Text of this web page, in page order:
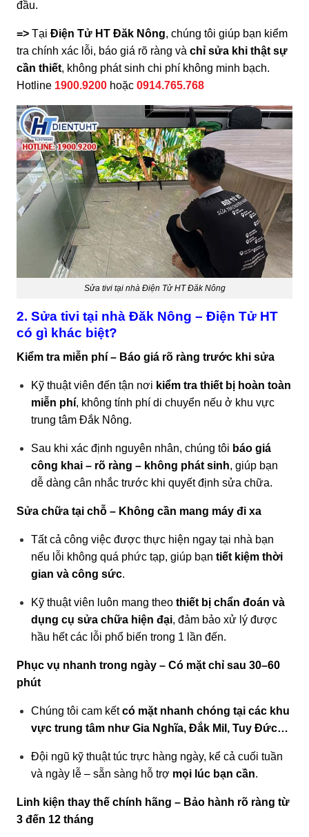
đầu.
=> Tại Điện Tử HT Đăk Nông, chúng tôi giúp bạn kiểm
tra chính xác lỗi, báo giá rõ ràng và chỉ sửa khi thật sự
cần thiết, không phát sinh chi phí không minh bạch.
Hotline 1900.9200 hoặc 0914.765.768
Sửa tivi tại nhà Điện Tử HT Đăk Nông
2. Sửa tivi tại nhà Đăk Nông – Điện Tử HT
có gì khác biệt?
Kiểm tra miễn phí – Báo giá rõ ràng trước khi sửa
Kỹ thuật viên đến tận nơi kiểm tra thiết bị hoàn toàn
miễn phí, không tính phí di chuyển nếu ở khu vực
trung tâm Đắk Nông.
Sau khi xác định nguyên nhân, chúng tôi báo giá
công khai – rõ ràng – không phát sinh, giúp bạn
dễ dàng cân nhắc trước khi quyết định sửa chữa.
Sửa chữa tại chỗ – Không cần mang máy đi xa
Tất cả công việc được thực hiện ngay tại nhà bạn
nếu lỗi không quá phức tạp, giúp bạn tiết kiệm thời
gian và công sức.
Kỹ thuật viên luôn mang theo thiết bị chẩn đoán và
dụng cụ sửa chữa hiện đại, đảm bảo xử lý được
hầu hết các lỗi phổ biến trong 1 lần đến.
Phục vụ nhanh trong ngày – Có mặt chỉ sau 30–60
phút
Chúng tôi cam kếtcó mặt nhanh chóng tại các khu
vực trung tâm như Gia Nghĩa, Đắk Mil, Tuy Đức…
Đội ngũ kỹ thuật túc trực hàng ngày, kể cả cuối tuần
và ngày lễ – sẵn sàng hỗ trợ mọi lúc bạn cần.
Linh kiện thay thế chính hãng – Bảo hành rõ ràng từ
3 đến 12 tháng